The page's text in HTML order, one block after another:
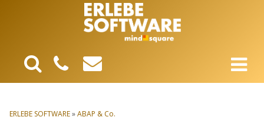
ERLEBE SOFTWARE»ABAP & Co.